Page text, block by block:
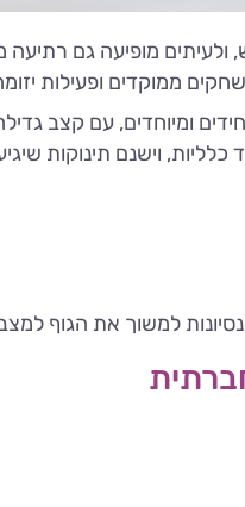
מופיעה גם רתיעה
ממוקדים ופעילות
ומיוחדים, עם קצב
כלליות, וישנם תינוקות
למשוך את הגוף